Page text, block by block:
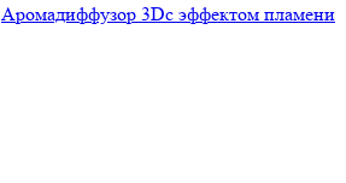
Аромадиффузор 3Dс эффектом пламени